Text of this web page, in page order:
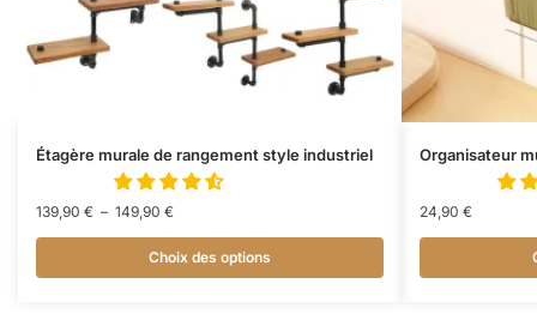
Étagère murale de rangement style industriel
139,90 € – 149,90 €
Choix des options
Organisateur
24,90 €